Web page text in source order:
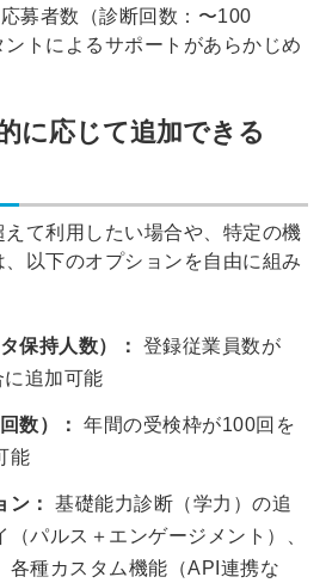
募者数（診断回数：〜100
トによるサポートがあらかじめ
に応じて追加できる
て利用したい場合や、特定の機
以下のオプションを自由に組み
保持人数）：
登録従業員数が
追加可能
数）：
年間の受検枠が100回を
能
：
基礎能力診断（学力）の追
パルス＋エンゲージメント）、
各種カスタム機能（API連携な